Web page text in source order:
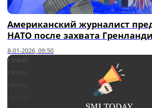
Американский журналист
НАТО после захвата
8-01-2026, 09:50